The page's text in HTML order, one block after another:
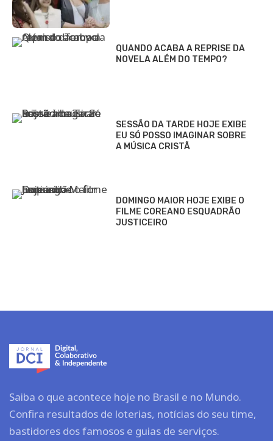
QUANDO ACABA A REPRISE DA
NOVELA ALÉM DO TEMPO?
SESSÃO DA TARDE HOJE EXIBE
EU SÓ POSSO IMAGINAR SOBRE
A MÚSICA CRISTÃ
DOMINGO MAIOR HOJE EXIBE O
FILME COREANO ESQUADRÃO
JUSTICEIRO
Saiba o que acontece hoje no Brasil e no Mundo.
Confira resultados de loterias, notícias do seu time,
bastidores dos famosos e guias de serviços.